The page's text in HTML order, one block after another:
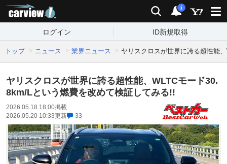
検索 通知
i
ログイン ID新規取得
トップ ニュース 業界ニュース ヤリスクロスが世界に誇る超性能
ヤリスクロスが世界に誇る超性能、WLTCモード30.
8km/Lという燃費を改めて検証してみる!!
2026.05.18 18:00掲載
2026.05.20 10:33更新 33